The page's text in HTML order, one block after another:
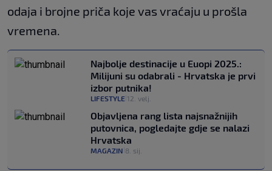
odaja i brojne priča koje vas vraćaju u prošla
vremena.
Najbolje destinacije u Euopi 2025.:
Milijuni su odabrali - Hrvatska je prvi
izbor putnika!
LIFESTYLE 12. velj.
Objavljena rang lista najsnažnijih
putovnica, pogledajte gdje se nalazi
Hrvatska
MAGAZIN 8. sij.